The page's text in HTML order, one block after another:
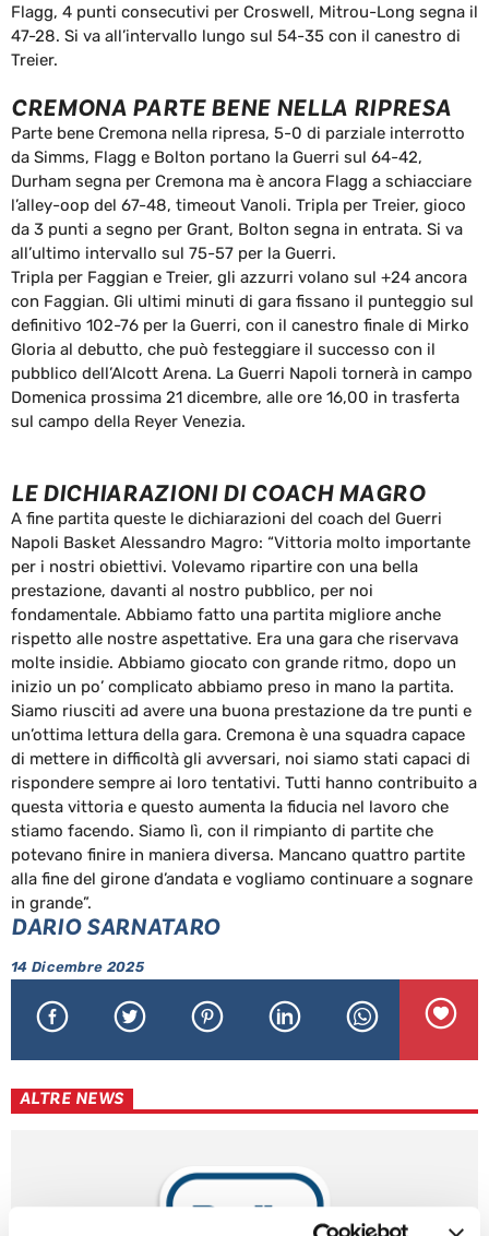
Flagg, 4 punti consecutivi per Croswell, Mitrou-Long segna il
47-28. Si va all’intervallo lungo sul 54-35 con il canestro di
Treier.
CREMONA PARTE BENE NELLA RIPRESA
Parte bene Cremona nella ripresa, 5-0 di parziale interrotto
da Simms, Flagg e Bolton portano la Guerri sul 64-42,
Durham segna per Cremona ma è ancora Flagg a schiacciare
l’alley-oop del 67-48, timeout Vanoli. Tripla per Treier, gioco
da 3 punti a segno per Grant, Bolton segna in entrata. Si va
all’ultimo intervallo sul 75-57 per la Guerri.
Tripla per Faggian e Treier, gli azzurri volano sul +24 ancora
con Faggian. Gli ultimi minuti di gara fissano il punteggio sul
definitivo 102-76 per la Guerri, con il canestro finale di Mirko
Gloria al debutto, che può festeggiare il successo con il
pubblico dell’Alcott Arena. La Guerri Napoli tornerà in campo
Domenica prossima 21 dicembre, alle ore 16,00 in trasferta
sul campo della Reyer Venezia.
LE DICHIARAZIONI DI COACH MAGRO
A fine partita queste le dichiarazioni del coach del Guerri
Napoli Basket Alessandro Magro: “Vittoria molto importante
per i nostri obiettivi. Volevamo ripartire con una bella
prestazione, davanti al nostro pubblico, per noi
fondamentale. Abbiamo fatto una partita migliore anche
rispetto alle nostre aspettative. Era una gara che riservava
molte insidie. Abbiamo giocato con grande ritmo, dopo un
inizio un po’ complicato abbiamo preso in mano la partita.
Siamo riusciti ad avere una buona prestazione da tre punti e
un’ottima lettura della gara. Cremona è una squadra capace
di mettere in difficoltà gli avversari, noi siamo stati capaci di
rispondere sempre ai loro tentativi. Tutti hanno contribuito a
questa vittoria e questo aumenta la fiducia nel lavoro che
stiamo facendo. Siamo lì, con il rimpianto di partite che
potevano finire in maniera diversa. Mancano quattro partite
alla fine del girone d’andata e vogliamo continuare a sognare
in grande”.
DARIO SARNATARO
14 Dicembre 2025
ALTRE NEWS